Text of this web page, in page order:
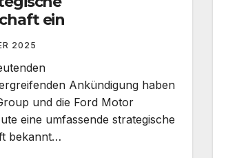
ein
2025
Ankündigung haben
und die Ford Motor
eine umfassende strategische
bekannt…